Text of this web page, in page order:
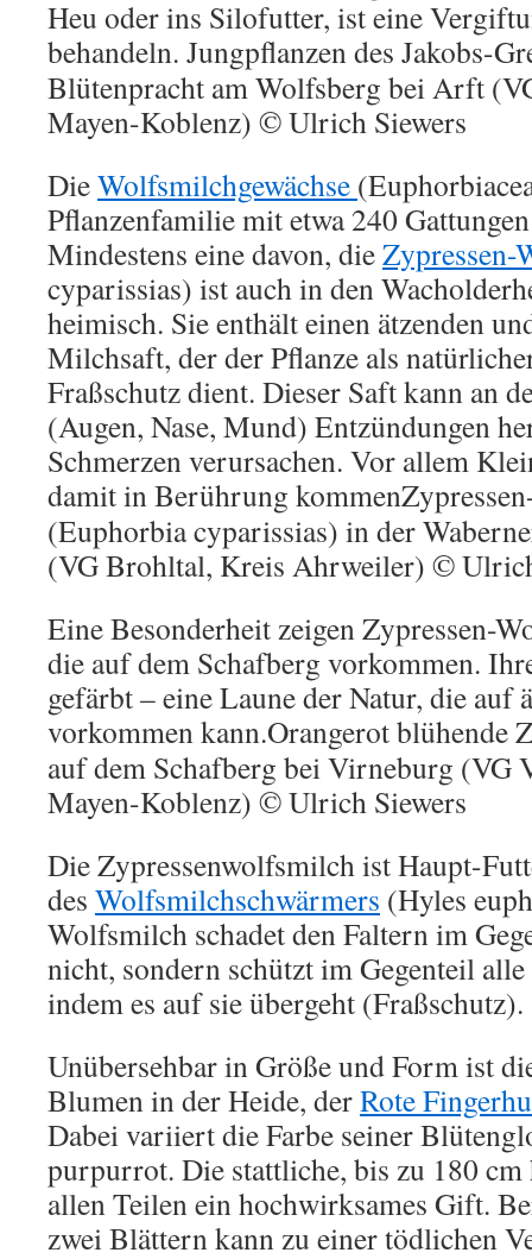
Heu oder ins Silofutter, ist eine
behandeln. Jungpflanzen des Jakobs-
Blütenpracht am Wolfsberg bei Arft
Mayen-Koblenz) © Ulrich Siewers
DieWolfsmilchgewächse
Pflanzenfamilie mit etwa 240
Mindestens eine davon, dieZypressen-
cyparissias) ist auch in den
heimisch. Sie enthält einen ätzenden
Milchsaft, der der Pflanze als
Fraßschutz dient. Dieser Saft kann an
(Augen, Nase, Mund) Entzündungen
Schmerzen verursachen. Vor allem
damit in Berührung kommen
(Euphorbia cyparissias) in der
(VG Brohltal, Kreis Ahrweiler) ©
Eine Besonderheit zeigen Zypressen-
die auf dem Schafberg vorkommen.
gefärbt – eine Laune der Natur, die auf
vorkommen kann.Orangerot blühende
auf dem Schafberg bei Virneburg (VG
Mayen-Koblenz) © Ulrich Siewers
Die Zypressenwolfsmilch ist Haupt-
des Wolfsmilchschwärmers (Hyles
Wolfsmilch schadet den Faltern im
nicht, sondern schützt im Gegenteil
indem es auf sie übergeht (Fraßschutz).
Unübersehbar in Größe und Form ist
Blumen in der Heide, derRote
Dabei variiert die Farbe seiner
purpurrot. Die stattliche, bis zu 180 cm
allen Teilen ein hochwirksames Gift.
zwei Blättern kann zu einer tödlichen